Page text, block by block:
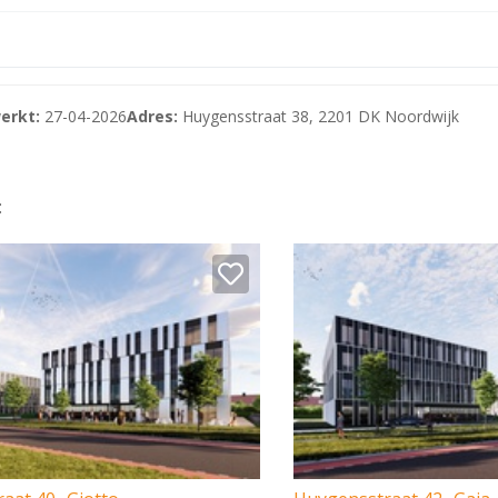
goede aansluiting op de A44 die in verbinding staat met
van Noordwijk ('s-Gravendijckseweg). Buslijnen (21, 430,
verdeeld over 4 bouwlagen.
als volgt:
27-04-2026Adres: Huygensstraat 38, 2201 DK Noordwijk